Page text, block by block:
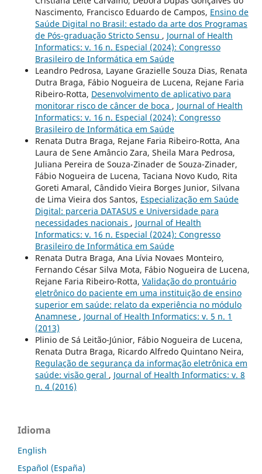
Nascimento, Francisco Eduardo de Campos, Ensino de
Saúde Digital no Brasil: estado da arte dos Programas
de Pós-graduação Stricto Sensu , Journal of Health
Informatics: v. 16 n. Especial (2024): Congresso
Brasileiro de Informática em Saúde
Leandro Pedrosa, Layane Grazielle Souza Dias, Renata
Dutra Braga, Fábio Nogueira de Lucena, Rejane Faria
Ribeiro-Rotta, Desenvolvimento de aplicativo para
monitorar risco de câncer de boca , Journal of Health
Informatics: v. 16 n. Especial (2024): Congresso
Brasileiro de Informática em Saúde
Renata Dutra Braga, Rejane Faria Ribeiro-Rotta, Ana
Laura de Sene Amâncio Zara, Sheila Mara Pedrosa,
Juliana Pereira de Souza-Zinader de Souza-Zinader,
Fábio Nogueira de Lucena, Taciana Novo Kudo, Rita
Goreti Amaral, Cândido Vieira Borges Junior, Silvana
de Lima Vieira dos Santos, Especialização em Saúde
Digital: parceria DATASUS e Universidade para
necessidades nacionais , Journal of Health
Informatics: v. 16 n. Especial (2024): Congresso
Brasileiro de Informática em Saúde
Renata Dutra Braga, Ana Lívia Novaes Monteiro,
Fernando César Silva Mota, Fábio Nogueira de Lucena,
Rejane Faria Ribeiro-Rotta, Validação do prontuário
eletrônico do paciente em uma instituição de ensino
superior em saúde: relato da experiência no módulo
Anamnese , Journal of Health Informatics: v. 5 n. 1
(2013)
Plinio de Sá Leitão-Júnior, Fábio Nogueira de Lucena,
Renata Dutra Braga, Ricardo Alfredo Quintano Neira,
Regulação de segurança da informação eletrônica em
saúde: visão geral , Journal of Health Informatics: v. 8
n. 4 (2016)
Idioma
English
Español (España)